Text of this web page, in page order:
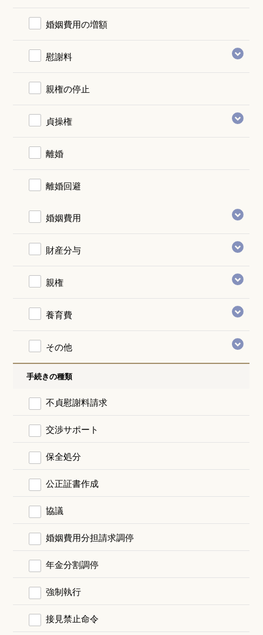
婚姻費用の増額
慰謝料
親権の停止
貞操権
離婚
離婚回避
婚姻費用
財産分与
親権
養育費
その他
手続きの種類
不貞慰謝料請求
交渉サポート
保全処分
公正証書作成
協議
婚姻費用分担請求調停
年金分割調停
強制執行
接見禁止命令